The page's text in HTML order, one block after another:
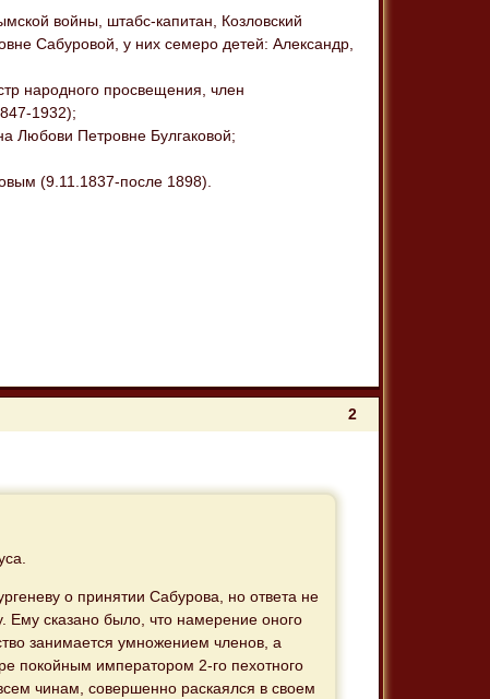
войны, штабс-капитан, Козловский
Сабуровой, у них семеро детей: Александр,
народного просвещения, член
1932);
Любови Петровне Булгаковой;
(9.11.1837-после 1898).
2
о принятии Сабурова, но ответа не
Ему сказано было, что намерение оного
занимается умножением членов, а
покойным императором 2-го пехотного
чинам, совершенно раскаялся в своем